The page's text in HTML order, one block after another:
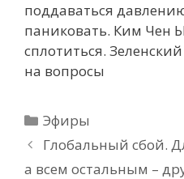
поддаваться
паниковать. Ким Чен
сплотиться.
на вопросы
Рубрики
Эфиры
Глобальный сбой.
а всем остальным –